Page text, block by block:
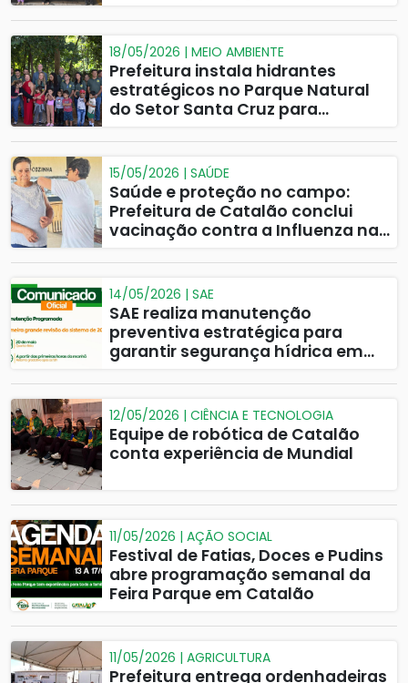
18/05/2026 | MEIO AMBIENTE
Prefeitura instala hidrantes
estratégicos no Parque Natural
do Setor Santa Cruz para
15/05/2026 | SAÚDE
Saúde e proteção no campo:
Prefeitura de Catalão conclui
vacinação contra a Influenza na
14/05/2026 | SAE
SAE realiza manutenção
preventiva estratégica para
garantir segurança hídrica em
12/05/2026 | CIÊNCIA E TECNOLOGIA
Equipe de robótica de Catalão
conta experiência de Mundial
11/05/2026 | AÇÃO SOCIAL
Festival de Fatias, Doces e Pudins
abre programação semanal da
Feira Parque em Catalão
11/05/2026 | AGRICULTURA
Prefeitura entrega ordenhadeiras